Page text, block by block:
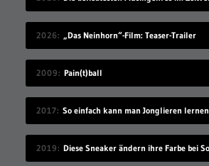
2026 „Das Neinhorn“-Film: Teaser-Trailer
2009 Pain(t)ball
2017 So einfach kann man Jonglieren lernen
2019